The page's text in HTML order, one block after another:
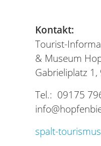
Kontakt:
Tourist-
& Museum
Gabrieliplatz
Tel.: 09175
spalt-